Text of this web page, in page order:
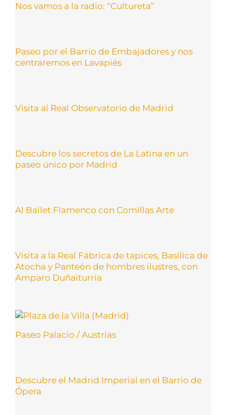
Nos vamos a la radio: “Cultureta”
Paseo por el Barrio de Embajadores y nos
centraremos en Lavapiés
Visita al Real Observatorio de Madrid
Descubre los secretos de La Latina en un
paseo único por Madrid
Al Ballet Flamenco con Comillas Arte
Visita a la Real Fábrica de tapices, Basílica de
Atocha y Panteón de hombres ilustres, con
Amparo Duñaiturria
Paseo Palacio / Austrias
Descubre el Madrid Imperial en el Barrio de
Ópera